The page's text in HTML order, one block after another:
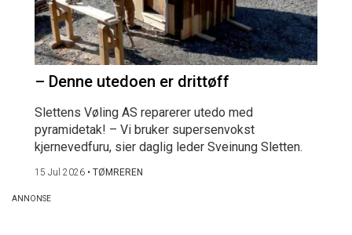
– Denne utedoen er drittøff
Slettens Vøling AS reparerer utedo med
pyramidetak! – Vi bruker supersenvokst
kjernevedfuru, sier daglig leder Sveinung Sletten.
15 Jul 2026 • TØMREREN